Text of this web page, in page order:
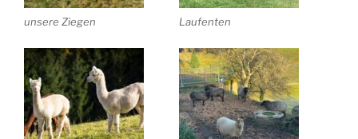
unsere Ziegen Laufenten